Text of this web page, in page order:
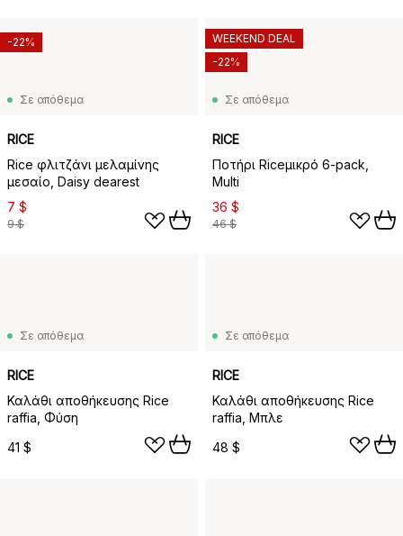
Σε απόθεμα
RICE
Rice φλιτζάνι μελαμίνης
μεσαίο, Daisy dearest
7 $
9 $
-22%
Σε απόθεμα
RICE
Ποτήρι Riceμικρό 6-pack,
Multi
36 $
46 $
WEEKEND DEAL
-22%
Σε απόθεμα
RICE
Καλάθι αποθήκευσης Rice
raffia, Φύση
41 $
Σε απόθεμα
RICE
Καλάθι αποθήκευσης Rice
raffia, Μπλε
48 $